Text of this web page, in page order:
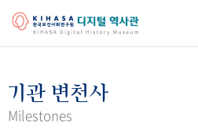
걸어온 길 기관 변천사
기관 변천사
Milestones